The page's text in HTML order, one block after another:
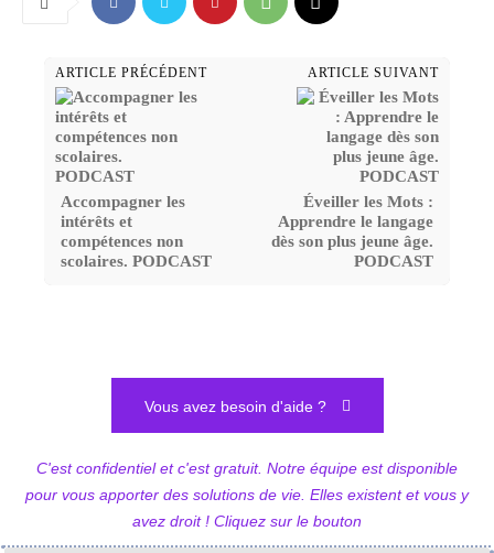
ARTICLE PRÉCÉDENT
Accompagner les
intérêts et
compétences non
scolaires. PODCAST
ARTICLE SUIVANT
Éveiller les Mots :
Apprendre le langage
dès son plus jeune âge.
PODCAST
Vous avez besoin d'aide ?
C'est confidentiel et c'est gratuit. Notre équipe est disponible
pour vous apporter des solutions de vie. Elles existent et vous y
avez droit ! Cliquez sur le bouton